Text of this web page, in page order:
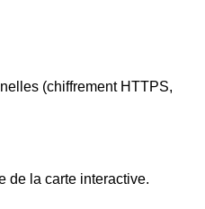
(chiffrement HTTPS,
de la carte interactive.